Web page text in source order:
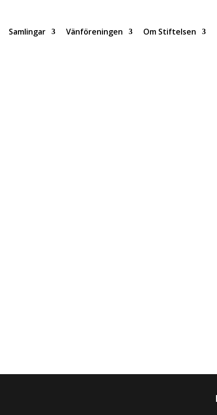
Samlingar Vänföreningen Om Stiftelsen